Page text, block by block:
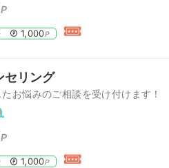
P
1,000P
セリング
お悩みのご相談を受け付けます！
P
1,000P